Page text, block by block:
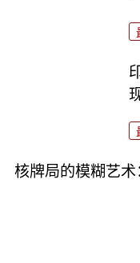
核牌局的模糊艺术